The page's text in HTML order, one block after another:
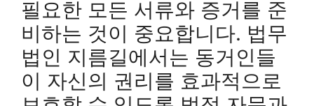
필요한 모든 서류와 증거를 준
비하는 것이 중요합니다. 법무
법인 지름길에서는 동거인들
이 자신의 권리를 효과적으로